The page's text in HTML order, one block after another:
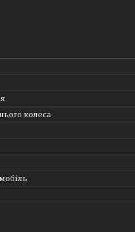
колеса